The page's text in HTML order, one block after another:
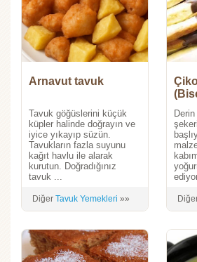
Arnavut tavuk
Tavuk göğüslerini küçük
küpler halinde doğrayın ve
iyice yıkayıp süzün.
Tavukların fazla suyunu
kağıt havlu ile alarak
kurutun. Doğradığınız
tavuk ...
Diğer Tavuk Yemekleri »»